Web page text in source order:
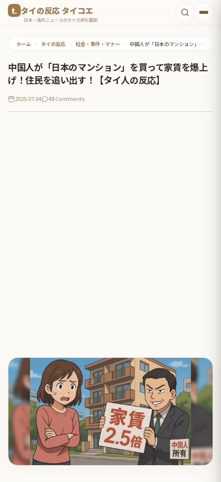
タイの反応 タイコエ
日本・海外ニュースのタイの声を翻訳
ホーム • タイの反応 • 社会・事件・マナー • 中国人が「日本のマンション」を買って家賃を爆上げ！住民を追い出す！【タイ人の反応】
中国人が「日本のマンション」を買って家賃を爆上
げ！住民を追い出す！【タイ人の反応】
2025.07.04 48 Comments